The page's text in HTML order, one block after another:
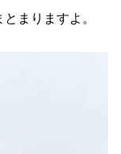
まりますよ。